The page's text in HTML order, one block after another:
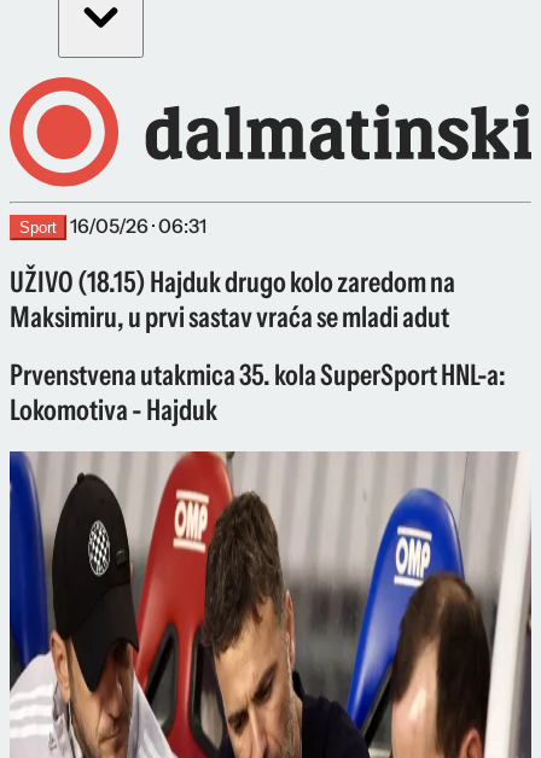
Sport 16/05/26 · 06:31
UŽIVO (18.15) Hajduk drugo kolo zaredom na
Maksimiru, u prvi sastav vraća se mladi adut
Prvenstvena utakmica 35. kola SuperSport HNL-a:
Lokomotiva - Hajduk